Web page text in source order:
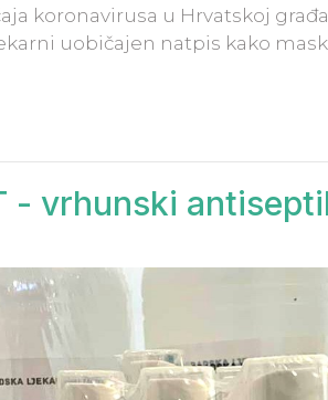
koronavirusa u Hrvatskoj
uobičajen natpis kako
- vrhunski